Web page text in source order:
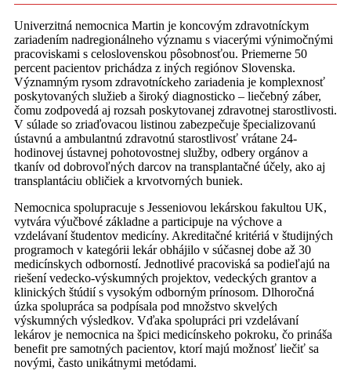
Univerzitná nemocnica Martin je koncovým zdravotníckym
zariadením nadregionálneho významu s viacerými výnimočnými
pracoviskami s celoslovenskou pôsobnosťou. Priemerne 50
percent pacientov prichádza z iných regiónov Slovenska.
Významným rysom zdravotníckeho zariadenia je komplexnosť
poskytovaných služieb a široký diagnosticko – liečebný záber,
čomu zodpovedá aj rozsah poskytovanej zdravotnej starostlivosti.
V súlade so zriaďovacou listinou zabezpečuje špecializovanú
ústavnú a ambulantnú zdravotnú starostlivosť vrátane 24-
hodinovej ústavnej pohotovostnej služby, odbery orgánov a
tkanív od dobrovoľných darcov na transplantačné účely, ako aj
transplantáciu obličiek a krvotvorných buniek.
Nemocnica spolupracuje s Jesseniovou lekárskou fakultou UK,
vytvára výučbové základne a participuje na výchove a
vzdelávaní študentov medicíny. Akreditačné kritériá v študijných
programoch v kategórii lekár obhájilo v súčasnej dobe až 30
medicínskych odborností. Jednotlivé pracoviská sa podieľajú na
riešení vedecko-výskumných projektov, vedeckých grantov a
klinických štúdií s vysokým odborným prínosom. Dlhoročná
úzka spolupráca sa podpísala pod množstvo skvelých
výskumných výsledkov. Vďaka spolupráci pri vzdelávaní
lekárov je nemocnica na špici medicínskeho pokroku, čo prináša
benefit pre samotných pacientov, ktorí majú možnosť liečiť sa
novými, často unikátnymi metódami.